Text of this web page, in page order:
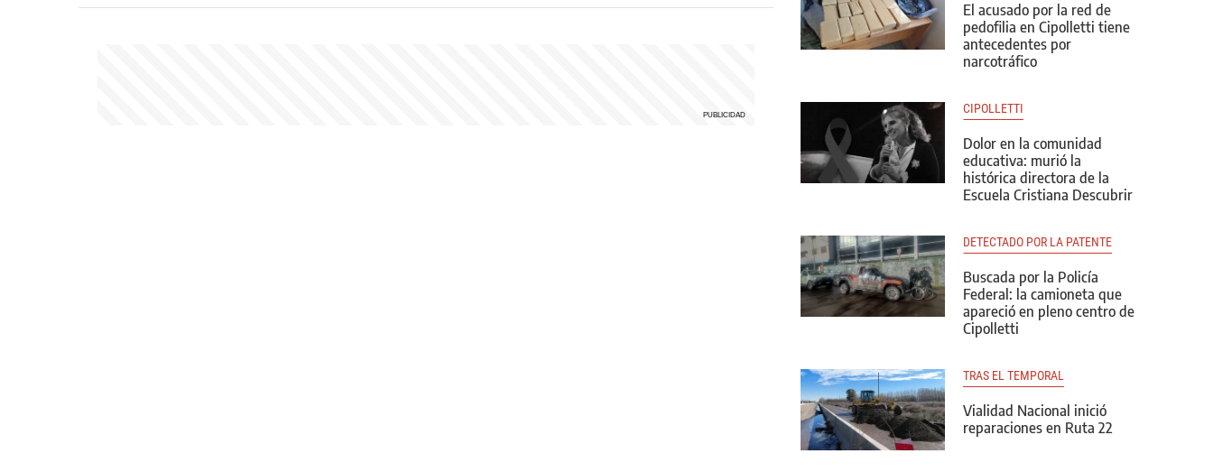
El acusado por la red de
pedofilia en Cipolletti tiene
antecedentes por
narcotráfico
CIPOLLETTI
Dolor en la comunidad
educativa: murió la
histórica directora de la
Escuela Cristiana Descubrir
DETECTADO POR LA PATENTE
Buscada por la Policía
Federal: la camioneta que
apareció en pleno centro de
Cipolletti
TRAS EL TEMPORAL
Vialidad Nacional inició
reparaciones en Ruta 22